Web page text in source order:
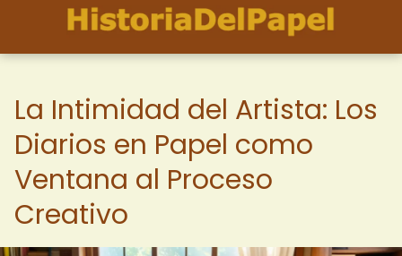
La Intimidad del Artista: Los
Diarios en Papel como
Ventana al Proceso
Creativo